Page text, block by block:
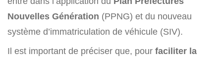
Nouvelles Génération (PPNG) et du nouveau
système d’immatriculation de véhicule (SIV).
Il est important de préciser que, pour faciliter la